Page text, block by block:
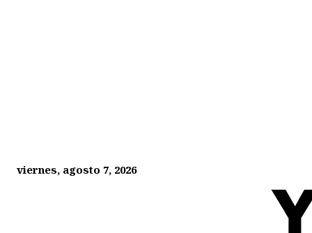
viernes, agosto 7, 2026